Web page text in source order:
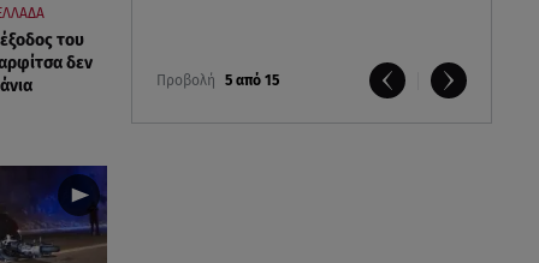
Προβολή 5 από 15
του
δεν